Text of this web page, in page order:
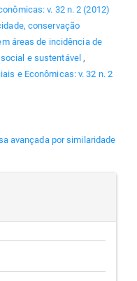
v. 32 n. 2 (2012)
conservação
áreas de incidência de
e sustentável,
e Econômicas: v. 32 n. 2
avançada por similaridade